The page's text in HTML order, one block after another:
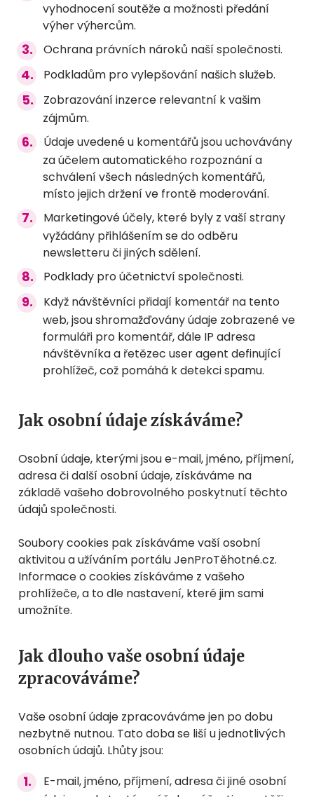
vyhodnocení soutěže a možnosti předání
výher výhercům.
Ochrana právních nároků naší společnosti.
Podkladům pro vylepšování našich služeb.
Zobrazování inzerce relevantní k vašim
zájmům.
Údaje uvedené u komentářů jsou uchovávány
za účelem automatického rozpoznání a
schválení všech následných komentářů,
místo jejich držení ve frontě moderování.
Marketingové účely, které byly z vaší strany
vyžádány přihlášením se do odběru
newsletteru či jiných sdělení.
Podklady pro účetnictví společnosti.
Když návštěvníci přidají komentář na tento
web, jsou shromažďovány údaje zobrazené ve
formuláři pro komentář, dále IP adresa
návštěvníka a řetězec user agent definující
prohlížeč, což pomáhá k detekci spamu.
Jak osobní údaje získáváme?
Osobní údaje, kterými jsou e-mail, jméno, příjmení,
adresa či další osobní údaje, získáváme na
základě vašeho dobrovolného poskytnutí těchto
údajů společnosti.
Soubory cookies pak získáváme vaší osobní
aktivitou a užíváním portálu JenProTěhotné.cz.
Informace o cookies získáváme z vašeho
prohlížeče, a to dle nastavení, které jim sami
umožníte.
Jak dlouho vaše osobní údaje
zpracováváme?
Vaše osobní údaje zpracováváme jen po dobu
nezbytně nutnou. Tato doba se liší u jednotlivých
osobních údajů. Lhůty jsou:
E-mail, jméno, příjmení, adresa či jiné osobní